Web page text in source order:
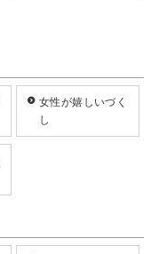
女性が嬉しいづく
し